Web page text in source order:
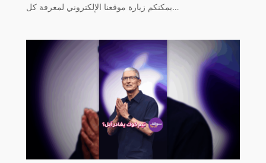
يمكنكم زيارة موقعنا الإلكتروني لمعرفة كل…